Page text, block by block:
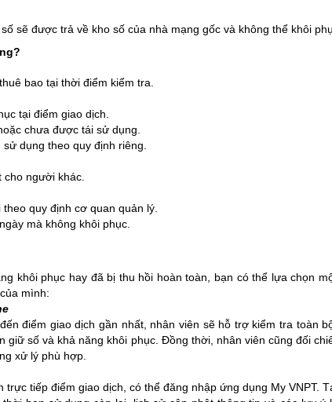
sẽ được trả về kho số của nhà mạng gốc và không thể khôi
bao tại thời điểm kiểm tra.
tại điểm giao dịch.
chưa được tái sử dụng.
dụng theo quy định riêng.
cho người khác.
quy định cơ quan quản lý.
mà không khôi phục.
khôi phục hay đã bị thu hồi hoàn toàn, bạn có thể lựa chọn
mình:
điểm giao dịch gần nhất, nhân viên sẽ hỗ trợ kiểm tra toàn
giữ số và khả năng khôi phục. Đồng thời, nhân viên cũng đối
xử lý phù hợp.
tiếp điểm giao dịch, có thể đăng nhập ứng dụng My VNPT.